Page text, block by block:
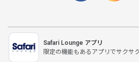
Safari Lounge アプリ
限定の機能もあるアプリでサクサ